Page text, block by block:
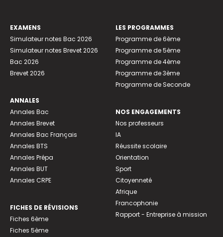
EXAMENS
Simulateur notes Bac 2026
Simulateur notes Brevet 2026
Bac 2026
Brevet 2026
ANNALES
Annales Bac
Annales Brevet
Annales Bac Français
Annales BTS
Annales Prépa
Annales BUT
Annales CRPE
FICHES DE RÉVISIONS
Fiches 6ème
Fiches 5ème
LES PROGRAMMES
Programme de 6ème
Programme de 5ème
Programme de 4ème
Programme de 3ème
Programme de Seconde
NOS ENGAGEMENTS
Nos professeurs
IA
Réussite scolaire
Orientation
Sport
Citoyenneté
Afrique
Francophonie
Rapport - Entreprise à mission